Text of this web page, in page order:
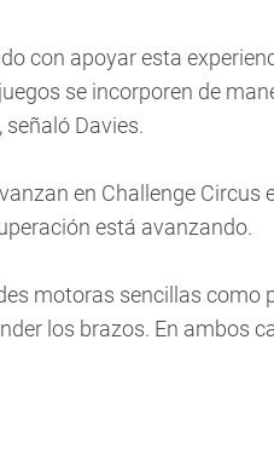
con apoyar esta
se incorporen de
Davies.
en Challenge Circus
está avanzando.
motoras sencillas como
los brazos. En ambos